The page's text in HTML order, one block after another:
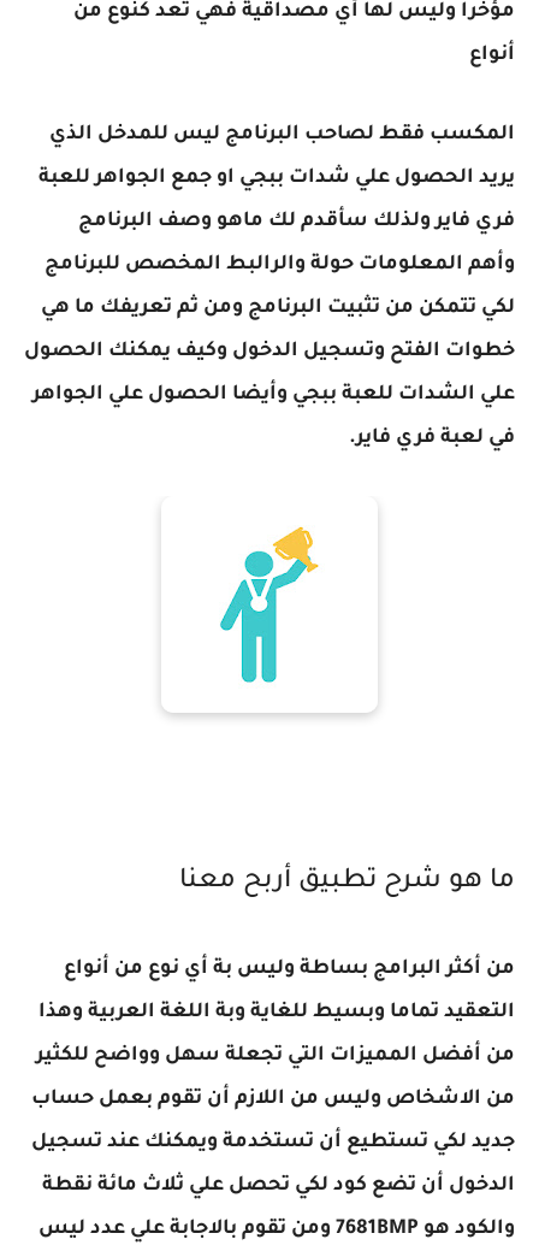
مؤخرا وليس لها أي مصداقية فهي تعد كنوع من
أنواع
المكسب فقط لصاحب البرنامج ليس للمدخل الذي
يريد الحصول علي شدات ببجي او جمع الجواهر للعبة
فري فاير ولذلك سأقدم لك ماهو وصف البرنامج
وأهم المعلومات حولة والرالبط المخصص للبرنامج
لكي تتمكن من تثبيت البرنامج ومن ثم تعريفك ما هي
خطوات الفتح وتسجيل الدخول وكيف يمكنك الحصول
علي الشدات للعبة ببجي وأيضا الحصول علي الجواهر
في لعبة فري فاير.
ما هو شرح تطبيق أربح معنا
من أكثر البرامج بساطة وليس بة أي نوع من أنواع
التعقيد تماما وبسيط للغاية وبة اللغة العربية وهذا
من أفضل المميزات التي تجعلة سهل وواضح للكثير
من الاشخاص وليس من اللازم أن تقوم بعمل حساب
جديد لكي تستطيع أن تستخدمة ويمكنك عند تسجيل
الدخول أن تضع كود لكي تحصل علي ثلاث مائة نقطة
والكود هو 7681BMP ومن تقوم بالاجابة علي عدد ليس